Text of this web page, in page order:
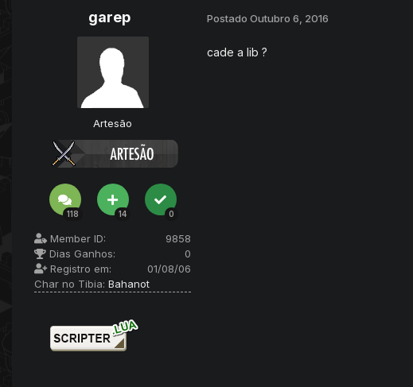
garep
Artesão
118 14 0
Member ID:
9858
Dias Ganhos:
0
Registro em:
01/08/06
Char no Tibia: Bahanot
Postado Outubro 6, 2016
cade a lib ?